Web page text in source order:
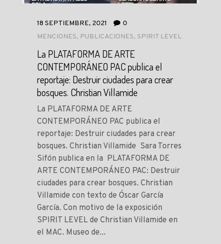
18 SEPTIEMBRE, 2021
0
MENCIONES, PUBLICACIONES, SPIRIT LEVEL
La PLATAFORMA DE ARTE
CONTEMPORÁNEO PAC publica el
reportaje: Destruir ciudades para crear
bosques. Christian Villamide
La PLATAFORMA DE ARTE
CONTEMPORÁNEO PAC publica el
reportaje: Destruir ciudades para crear
bosques. Christian Villamide Sara Torres
Sifón publica en la PLATAFORMA DE
ARTE CONTEMPORÁNEO PAC: Destruir
ciudades para crear bosques. Christian
Villamide con texto de Óscar García
García. Con motivo de la exposición
SPIRIT LEVEL de Christian Villamide en
el MAC. Museo de...